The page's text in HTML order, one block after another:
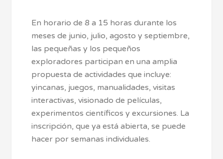
En horario de 8 a 15 horas durante los
meses de junio, julio, agosto y septiembre,
las pequeñas y los pequeños
exploradores participan en una amplia
propuesta de actividades que incluye:
yincanas, juegos, manualidades, visitas
interactivas, visionado de películas,
experimentos científicos y excursiones. La
inscripción, que ya está abierta, se puede
hacer por semanas individuales.